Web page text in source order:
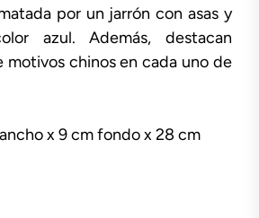
por un jarrón con asas y
azul. Además, destacan
motivos chinos en cada uno de
x 9 cm fondo x 28 cm